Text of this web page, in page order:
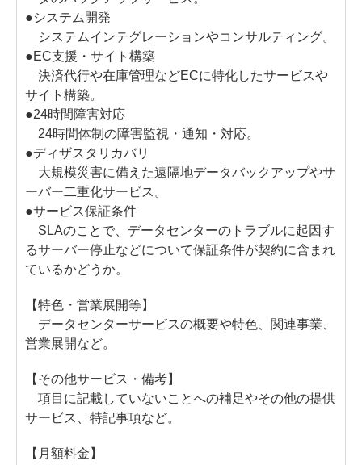
●システム開発
システムインテグレーションやコンサルティング。
●EC支援・サイト構築
決済代行や在庫管理などECに特化したサービスや
サイト構築。
●24時間障害対応
24時間体制の障害監視・通知・対応。
●ディザスタリカバリ
大規模災害に備えた遠隔地データバックアップやサ
ーバー二重化サービス。
●サービス保証条件
SLAのことで、データセンターのトラブルに起因す
るサーバー停止などについて保証条件が契約に含まれ
ているかどうか。
【特色・営業展開等】
データセンターサービスの概要や特色、関連事業、
営業展開など。
【その他サービス・備考】
項目に記載していないことへの補足やその他の提供
サービス、特記事項など。
【月額料金】